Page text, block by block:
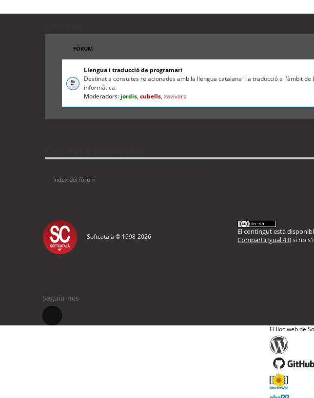
FÒRUM
Llengua i traducció de programari
Destinat a consultes relacionades amb la llengua catalana i la traducció a l'àmbit de
informàtica.
Moderadors: jordis, cubells, xavivars
Índex del fòrum
Softcatalà © 1998-2026
El contingut està
CompartirIgual 4.0si no
Seguiu-nos
El lloc web de